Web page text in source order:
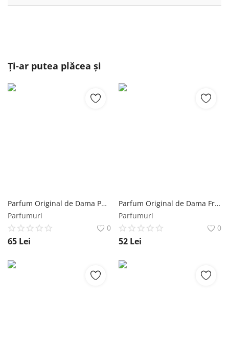
Ți-ar putea plăcea și
Parfum Original de Dama Parfen Luxurious Florgarden PFN595, 30 ml Florgarden
Parfumuri
0
65 Lei
Parfum Original de Dama Free Lady Cascada Floregarden, 50 ml Florgarden
Parfumuri
0
52 Lei